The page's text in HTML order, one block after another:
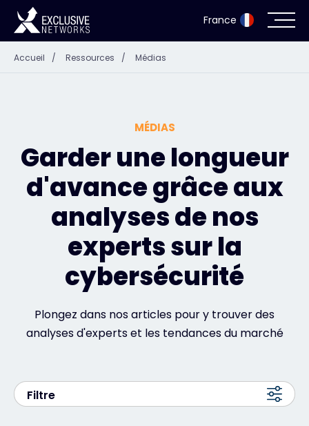
France
Ressources
Entreprise
Portail des partenaires
Exclusive Access - En savoir plus
Contact
Accueil / Ressources / Médias
MÉDIAS
Garder une longueur
d'avance grâce aux
analyses de nos
experts sur la
cybersécurité
Plongez dans nos articles pour y trouver des
analyses d'experts et les tendances du marché
Filtre